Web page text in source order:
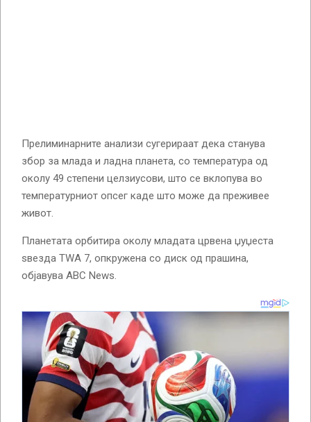
Прелиминарните анализи сугерираат дека станува
збор за млада и ладна планета, со температура од
околу 49 степени целзиусови, што се вклопува во
температурниот опсег каде што може да преживее
живот.
Планетата орбитира околу младата црвена џуџеста
ѕвезда TWA 7, опкружена со диск од прашина,
објавува ABC News.